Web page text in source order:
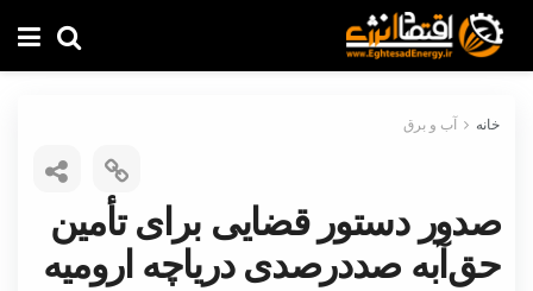
خانه آب و برق
صدور دستور قضایی برای تأمین
حق‌آبه صددرصدی دریاچه ارومیه